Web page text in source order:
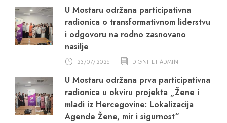
U Mostaru održana participativna
radionica o transformativnom liderstvu
i odgovoru na rodno zasnovano
nasilje
23/07/2026 DIGNITET ADMIN
U Mostaru održana prva participativna
radionica u okviru projekta „Žene i
mladi iz Hercegovine: Lokalizacija
Agende Žene, mir i sigurnost“